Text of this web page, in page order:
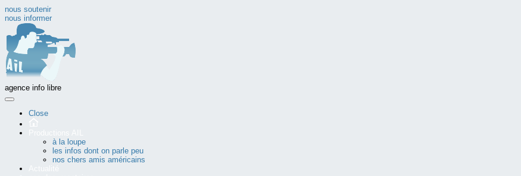
nous soutenir
nous informer
agence info libre
Close
à la loupe
les infos dont on parle peu
nos chers amis américains